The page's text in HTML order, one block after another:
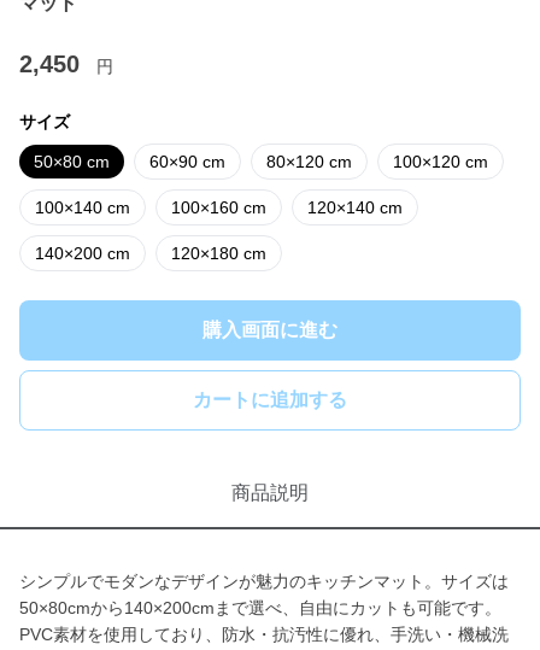
2,450 円
サイズ
50×80 cm 60×90 cm 80×120 cm 100×120 cm
100×140 cm 100×160 cm 120×140 cm
140×200 cm 120×180 cm
購入画面に進む
カートに追加する
商品説明
シンプルでモダンなデザインが魅力のキッチンマット。サイズは
50×80cmから140×200cmまで選べ、自由にカットも可能です。
PVC素材を使用しており、防水・抗汚性に優れ、手洗い・機械洗